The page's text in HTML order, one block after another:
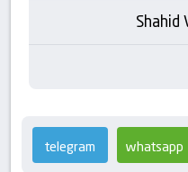
whatsapp
telegram